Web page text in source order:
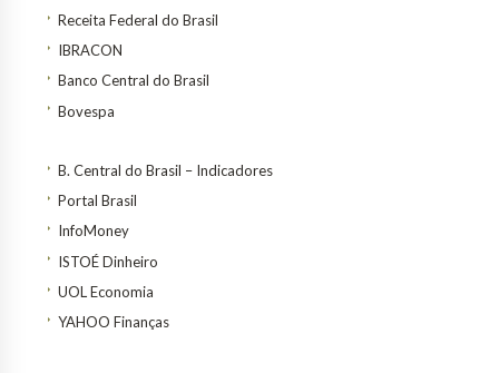
Receita Federal do Brasil
IBRACON
Banco Central do Brasil
Bovespa
B. Central do Brasil – Indicadores
Portal Brasil
InfoMoney
ISTOÉ Dinheiro
UOL Economia
YAHOO Finanças